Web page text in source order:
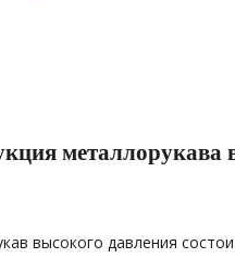
металлорукава
высокого давления